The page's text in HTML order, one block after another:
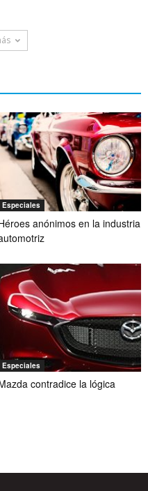
Especiales
anónimos en la industria
Especiales
contradice la lógica